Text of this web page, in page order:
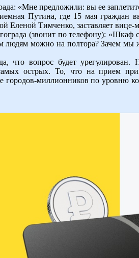
«Мне предложили: вы ее
Путина, где 15 мая граждан
Еленой Тимченко, заставляет
(звонит по телефону):
можно на полтора? Зачем мы
что вопрос будет урегулирован.
острых. То, что на прием
городов-миллионников по